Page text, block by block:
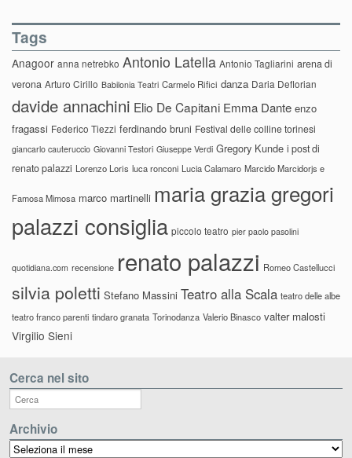
Tags
Anagoor anna netrebko Antonio Latella Antonio Tagliarini arena di
verona Arturo Cirillo Babilonia Teatri Carmelo Rifici danza Daria Deflorian
davide annachini Elio De Capitani Emma Dante enzo
fragassi Federico Tiezzi ferdinando bruni Festival delle colline torinesi
giancarlo cauteruccio Giovanni Testori Giuseppe Verdi Gregory Kunde i post di
renato palazzi Lorenzo Loris luca ronconi Lucia Calamaro Marcido Marcidorjs e
Famosa Mimosa marco martinelli maria grazia gregori
palazzi consiglia piccolo teatro pier paolo pasolini
quotidiana.com recensione renato palazzi Romeo Castellucci
silvia poletti Stefano Massini Teatro alla Scala teatro delle albe
teatro franco parenti tindaro granata Torinodanza Valerio Binasco valter malosti
Virgilio Sieni
Cerca nel sito
Archivio
Archivio